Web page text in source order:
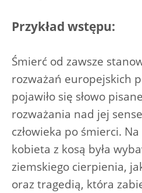
Przykład wstępu:
Śmierć od zawsze
rozważań europejskich
pojawiło się słowo
rozważania nad jej
człowieka po śmierci.
kobieta z kosą była
ziemskiego cierpienia,
oraz tragedią, która